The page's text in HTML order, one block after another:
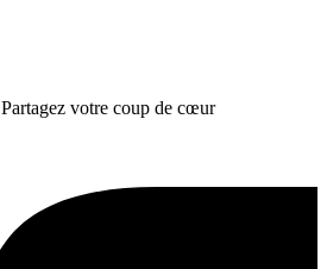
Partagez votre coup de cœur